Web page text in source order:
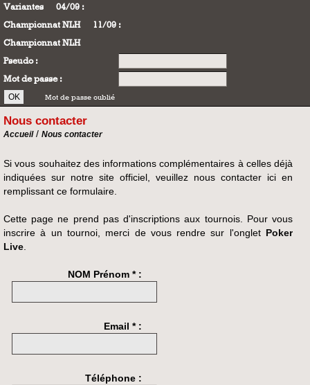
Variantes 04/09 :
Championnat NLH
11/09 :
Championnat NLH
Pseudo :
Mot de passe :
Mot de passe oublié
Nous contacter
Accueil/ Nous contacter
Si vous souhaitez des informations complémentaires à celles déjà
indiquées sur notre site officiel, veuillez nous contacter ici en
remplissant ce formulaire.
Cette page ne prend pas d'inscriptions aux tournois. Pour vous
inscrire à un tournoi, merci de vous rendre sur l'onglet Poker
Live
NOM Prénom * :
Email * :
Téléphone :